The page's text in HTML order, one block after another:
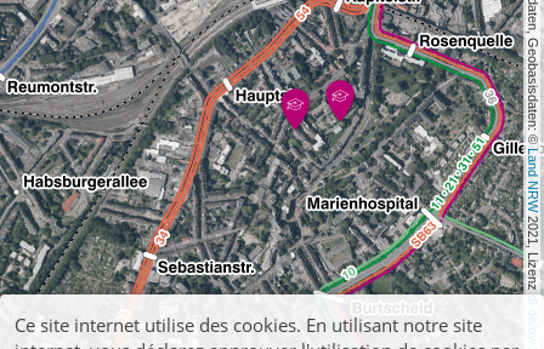
, Kartendaten, Geobasisdaten: ©
Land NRW
2021, Lizenz
dl-de/by-2-0
Ce site internet utilise des cookies. En utilisant notre site